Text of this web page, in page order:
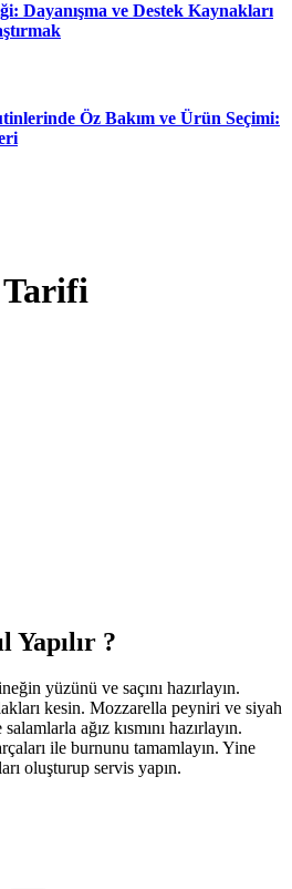
Dayanışma ve Destek Kaynakları
Öz Bakım ve Ürün Seçimi:
Tarifi
Yapılır ?
yüzünü ve saçını hazırlayın.
kesin. Mozzarella peyniri ve siyah
ağız kısmını hazırlayın.
ile burnunu tamamlayın. Yine
oluşturup servis yapın.